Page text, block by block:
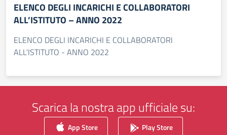
ELENCO DEGLI INCARICHI E COLLABORATORI
ALL’ISTITUTO – ANNO 2022
ELENCO DEGLI INCARICHI E COLLABORATORI
ALL'ISTITUTO - ANNO 2022
Scarica la nostra app ufficiale su:
App Store Play Store